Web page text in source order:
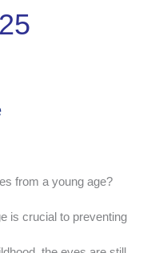
from a young age?
is crucial to preventing